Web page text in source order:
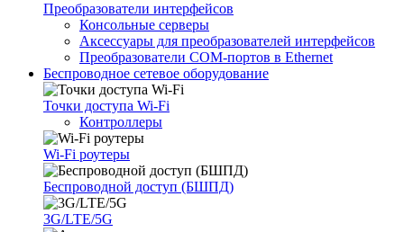
Преобразователи интерфейсов
Консольные серверы
Аксессуары для преобразователей интерфейсов
Преобразователи COM-портов в Ethernet
Беспроводное сетевое оборудование
Точки доступа Wi-Fi
Контроллеры
Wi-Fi роутеры
Беспроводной доступ (БШПД)
3G/LTE/5G